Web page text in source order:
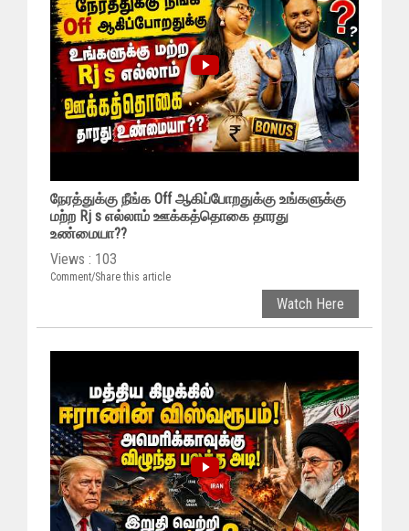
நேரத்துக்கு நீங்க Off ஆகிப்போறதுக்கு உங்களுக்கு
மற்ற Rj s எல்லாம் ஊக்கத்தொகை தாரது
உண்மையா??
Views : 103
Comment/Share this article
Watch Here